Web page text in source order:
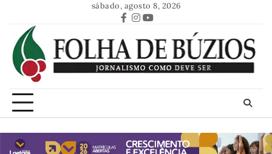
content
sábado, agosto 8, 2026
Facebook
Instagram
Youtube